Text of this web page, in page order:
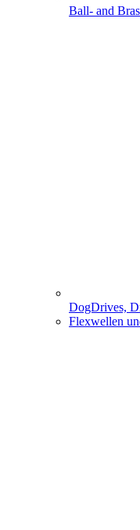
Ball- and
DogDrives,
Flexwellen